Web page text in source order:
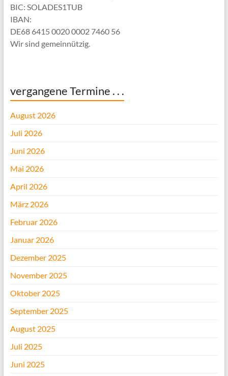
BIC: SOLADES1TUB
IBAN:
DE68 6415 0020 0002 7460 56
Wir sind gemeinnützig.
vergangene Termine . . .
August 2026
Juli 2026
Juni 2026
Mai 2026
April 2026
März 2026
Februar 2026
Januar 2026
Dezember 2025
November 2025
Oktober 2025
September 2025
August 2025
Juli 2025
Juni 2025